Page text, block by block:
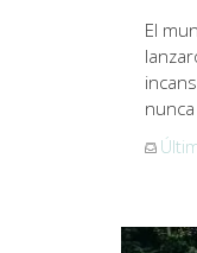
El